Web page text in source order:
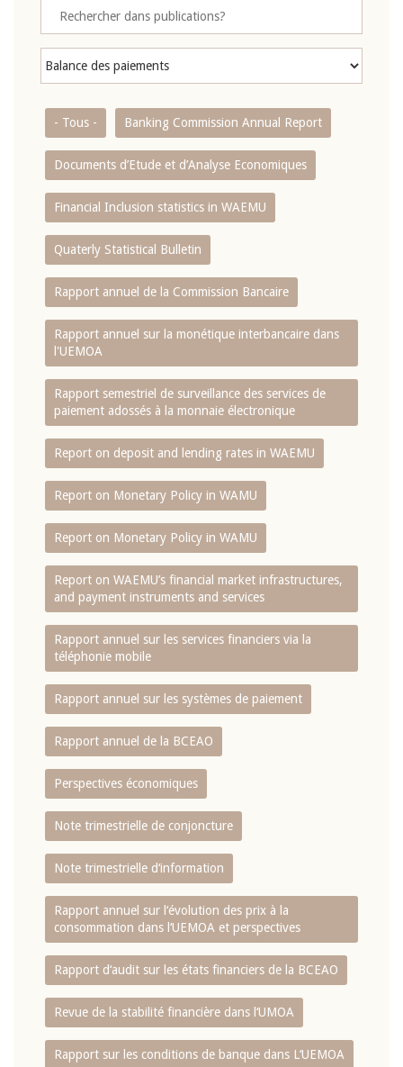
- Tous - Banking Commission Annual Report
Documents d’Etude et d’Analyse Economiques
Financial Inclusion statistics in WAEMU
Quaterly Statistical Bulletin
Rapport annuel de la Commission Bancaire
Rapport annuel sur la monétique interbancaire dans
l'UEMOA
Rapport semestriel de surveillance des services de
paiement adossés à la monnaie électronique
Report on deposit and lending rates in WAEMU
Report on Monetary Policy in WAMU
Report on Monetary Policy in WAMU
Report on WAEMU’s financial market infrastructures,
and payment instruments and services
Rapport annuel sur les services financiers via la
téléphonie mobile
Rapport annuel sur les systèmes de paiement
Rapport annuel de la BCEAO
Perspectives économiques
Note trimestrielle de conjoncture
Note trimestrielle d‘information
Rapport annuel sur l‘évolution des prix à la
consommation dans l‘UEMOA et perspectives
Rapport d‘audit sur les états financiers de la BCEAO
Revue de la stabilité financière dans l‘UMOA
Rapport sur les conditions de banque dans L‘UEMOA